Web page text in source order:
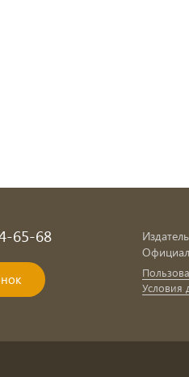
65-68
Условия